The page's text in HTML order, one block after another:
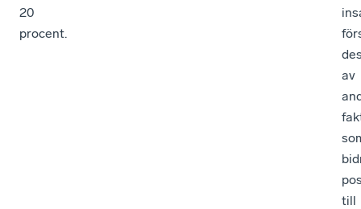
20
procent.
av
till